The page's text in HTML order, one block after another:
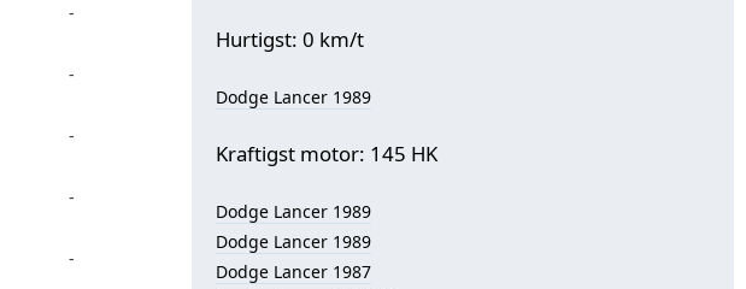
-
-
-
-
-
Hurtigst: 0 km/t
Dodge Lancer 1989
Kraftigst motor: 145 HK
Dodge Lancer 1989
Dodge Lancer 1989
Dodge Lancer 1987